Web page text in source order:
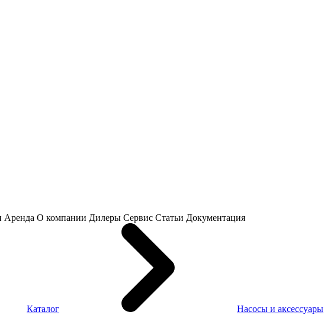
Аренда О компании Дилеры Сервис Статьи Документация
Каталог Насосы и аксессуары